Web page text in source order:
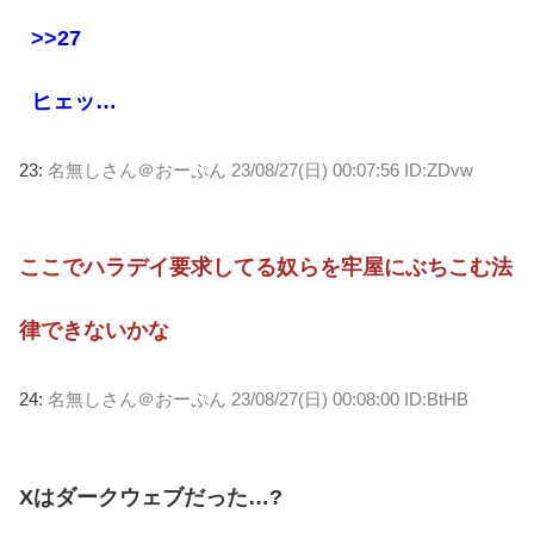
>>27
ヒェッ…
23: 名無しさん＠おーぷん 23/08/27(日) 00:07:56 ID:ZDvw
ここでハラデイ要求してる奴らを牢屋にぶちこむ法
律できないかな
24: 名無しさん＠おーぷん 23/08/27(日) 00:08:00 ID:BtHB
Xはダークウェブだった…?